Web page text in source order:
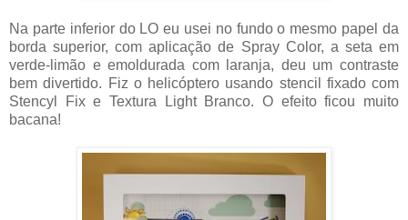
Na parte inferior do LO eu usei no fundo o mesmo papel da
borda superior, com aplicação de Spray Color, a seta em
verde-limão e emoldurada com laranja, deu um contraste
bem divertido. Fiz o helicóptero usando stencil fixado com
Stencyl Fix e Textura Light Branco. O efeito ficou muito
bacana!